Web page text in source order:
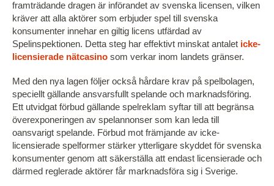
framträdande dragen är införandet av svenska licensen, vilken
kräver att alla aktörer som erbjuder spel till svenska
konsumenter innehar en giltig licens utfärdad av
Spelinspektionen. Detta steg har effektivt minskat antalet icke-
licensierade nätcasino som verkar inom landets gränser.
Med den nya lagen följer också hårdare krav på spelbolagen,
speciellt gällande ansvarsfullt spelande och marknadsföring.
Ett utvidgat förbud gällande spelreklam syftar till att begränsa
överexponeringen av spelannonser som kan leda till
oansvarigt spelande. Förbud mot främjande av icke-
licensierade spelformer stärker ytterligare skyddet för svenska
konsumenter genom att säkerställa att endast licensierade och
därmed reglerade aktörer får marknadsföra sig i Sverige.